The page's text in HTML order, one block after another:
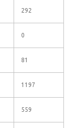
292
0
81
1197
559